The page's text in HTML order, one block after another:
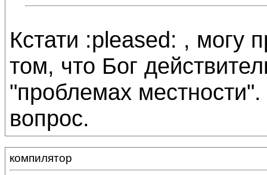
Кстати :pleased: , могу
том, что Бог
"проблемах
вопрос.
компилятор